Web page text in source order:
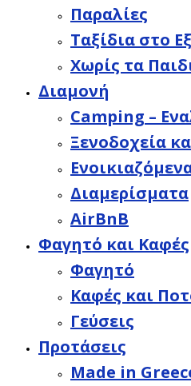
Παραλίες
Ταξίδια στο
Χωρίς τα
Διαμονή
Camping –
Ξενοδοχεία
Διαμερίσματα
AirBnB
Φαγητό και Καφές
Φαγητό
Καφές και
Γεύσεις
Προτάσεις
Made in